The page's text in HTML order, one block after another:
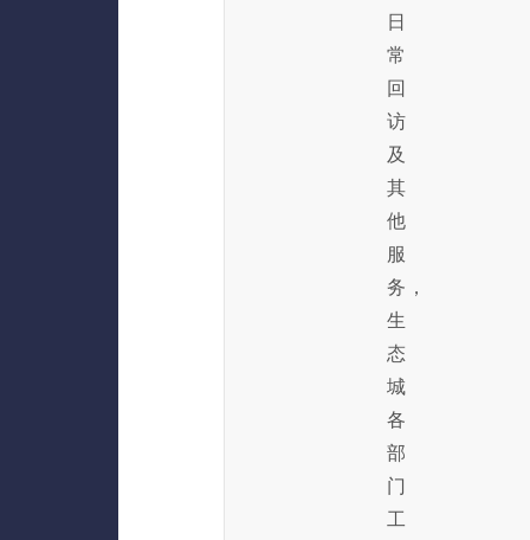
日
常
回
访
及
其
他
服
务，
生
态
城
各
部
门
工